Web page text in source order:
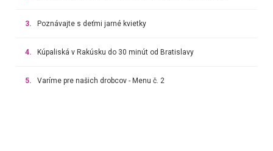
3. Poznávajte s deťmi jarné kvietky
4. Kúpaliská v Rakúsku do 30 minút od Bratislavy
5. Varíme pre našich drobcov - Menu č. 2